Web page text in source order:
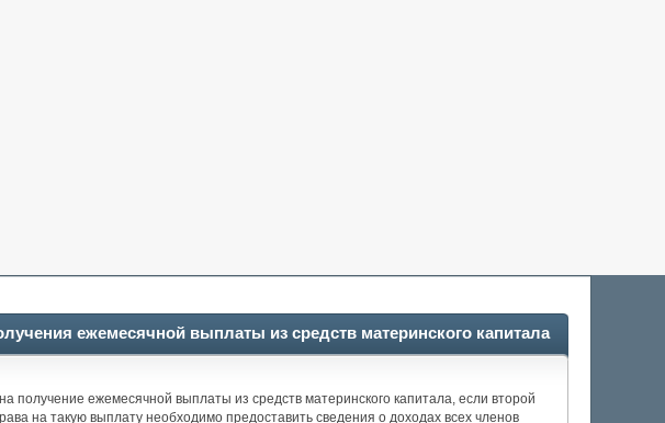
ежемесячной выплаты из средств материнского капитала
получение ежемесячной выплаты из средств материнского капитала, если второй
на такую выплату необходимо предоставить сведения о доходах всех членов